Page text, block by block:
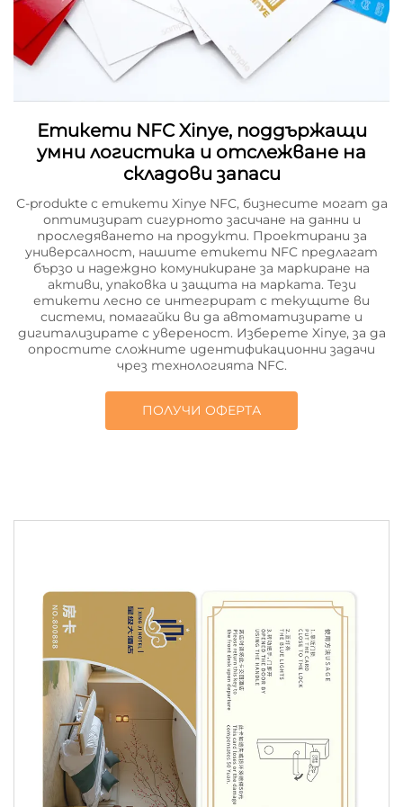
Етикети NFC Xinye, поддържащи
умни логистика и отслежване на
складови запаси
С-produkte с етикети Xinye NFC, бизнесите могат да
оптимизират сигурното засичане на данни и
проследяването на продукти. Проектирани за
универсалност, нашите етикети NFC предлагат
бързо и надеждно комуникиране за маркиране на
активи, упаковка и защита на марката. Тези
етикети лесно се интегрират с текущите ви
системи, помагайки ви да автоматизирате и
дигитализирате с увереност. Изберете Xinye, за да
опростите сложните идентификационни задачи
чрез технологията NFC.
ПОЛУЧИ ОФЕРТА